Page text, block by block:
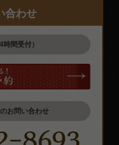
合わせ
間受付）
お問い合わせ